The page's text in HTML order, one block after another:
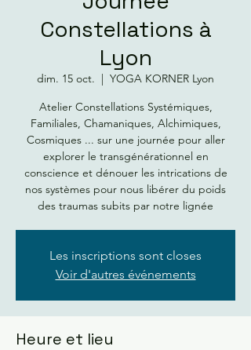
Constellations à
Lyon
dim. 15 oct.
  |
YOGA KORNER Lyon
Atelier Constellations Systémiques,
Familiales, Chamaniques, Alchimiques,
Cosmiques ... sur une journée pour aller
explorer le transgénérationnel en
conscience et dénouer les intrications de
nos systèmes pour nous libérer du poids
Les inscriptions sont closes
Voir d'autres événements
Heure et lieu